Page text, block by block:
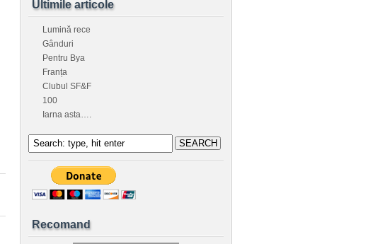
Ultimile articole
Lumină rece
Gânduri
Pentru Bya
Franța
Clubul SF&F
100
Iarna asta….
Recomand